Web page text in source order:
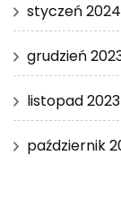
styczeń 2024
grudzień
listopad 2023
październik